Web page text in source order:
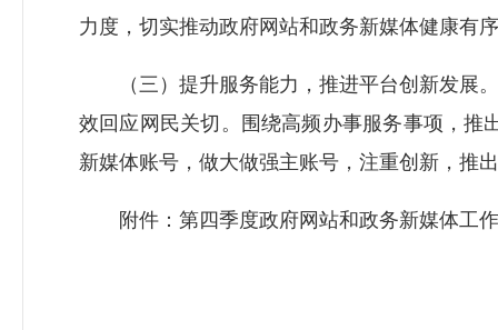
力度，切实推动政府网站和政务新媒体健康有
（三）提升服务能力，推进平台创新发展。
效回应网民关切。围绕高频办事服务事项，推
新媒体账号，做大做强主账号，注重创新，推
附件：第四季度政府网站和政务新媒体工